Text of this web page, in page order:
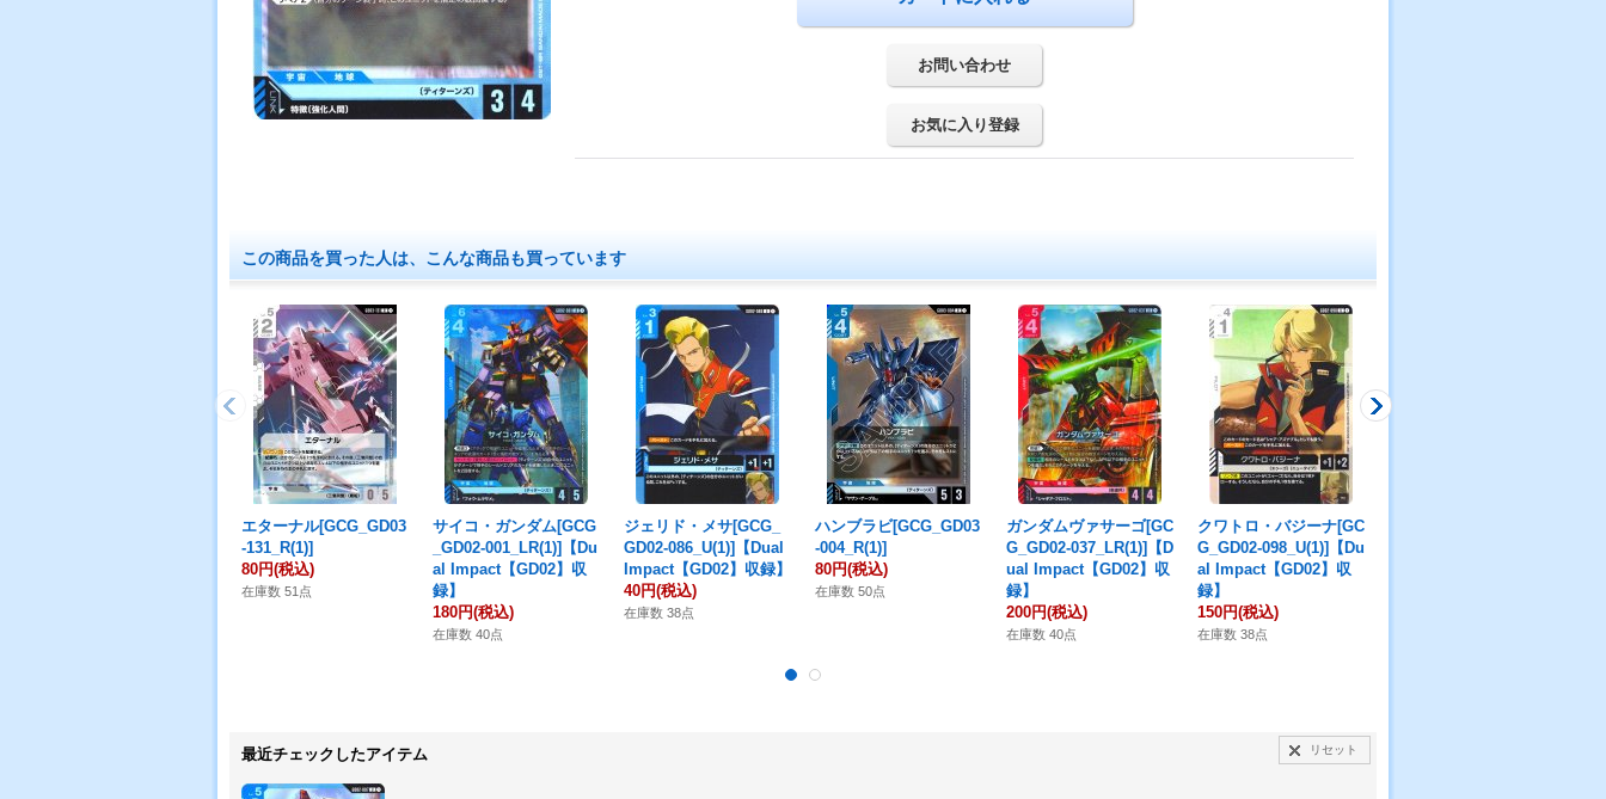
お問い合わせ
お気に入り登録
この商品を買った人は、こんな商品も買っています
エターナル[GCG_GD03
-131_R(1)]
80円(税込)
在庫数 51点
サイコ・ガンダム[GCG
_GD02-001_LR(1)]【Du
al Impact【GD02】収
録】
180円(税込)
在庫数 40点
ジェリド・メサ[GCG_
GD02-086_U(1)]【Dual
Impact【GD02】収録】
40円(税込)
在庫数 38点
ハンブラビ[GCG_GD03
-004_R(1)]
80円(税込)
在庫数 50点
ガンダムヴァサーゴ[GC
G_GD02-037_LR(1)]【D
ual Impact【GD02】収
録】
200円(税込)
在庫数 40点
クワトロ・バジーナ[GC
G_GD02-098_U(1)]【Du
al Impact【GD02】収
録】
150円(税込)
在庫数 38点
最近チェックしたアイテム リセット